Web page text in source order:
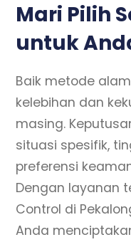
Mari Pilih
untuk
Baik metode
kelebihan dan
masing.
situasi spesifik,
preferensi
Dengan layanan
Control di
Anda